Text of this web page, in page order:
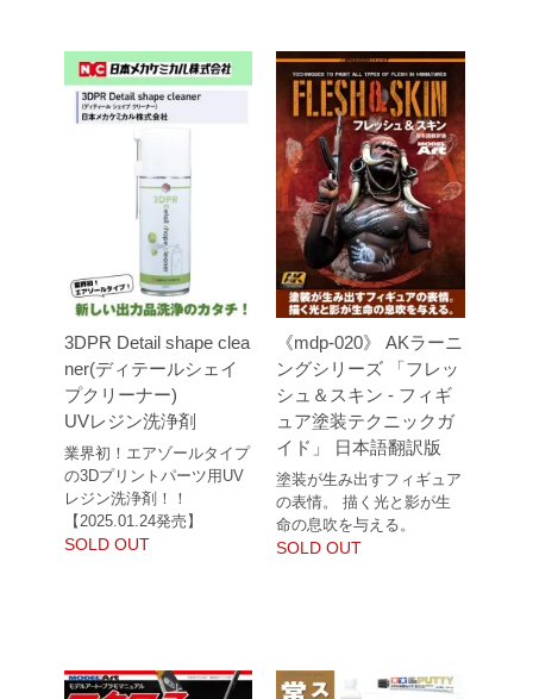
3DPR Detail shape clea
ner(ディテールシェイ
プクリーナー)
UVレジン洗浄剤
業界初！エアゾールタイプ
の3Dプリントパーツ用UV
レジン洗浄剤！！
【2025.01.24発売】
SOLD OUT
《mdp-020》 AKラーニ
ングシリーズ 「フレッ
シュ＆スキン - フィギ
ュア塗装テクニックガ
イド」 日本語翻訳版
塗装が生み出すフィギュア
の表情。 描く光と影が生
命の息吹を与える。
SOLD OUT